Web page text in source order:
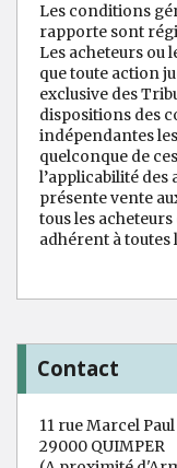
Les conditions
rapporte sont
Les acheteurs ou
que toute action
exclusive des
dispositions des
indépendantes
quelconque de
l’applicabilité des
présente vente
tous les
adhérent à
Contact
11 rue Marcel Paul
29000 QUIMPER